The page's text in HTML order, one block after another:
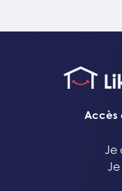
Accès
Je
Je